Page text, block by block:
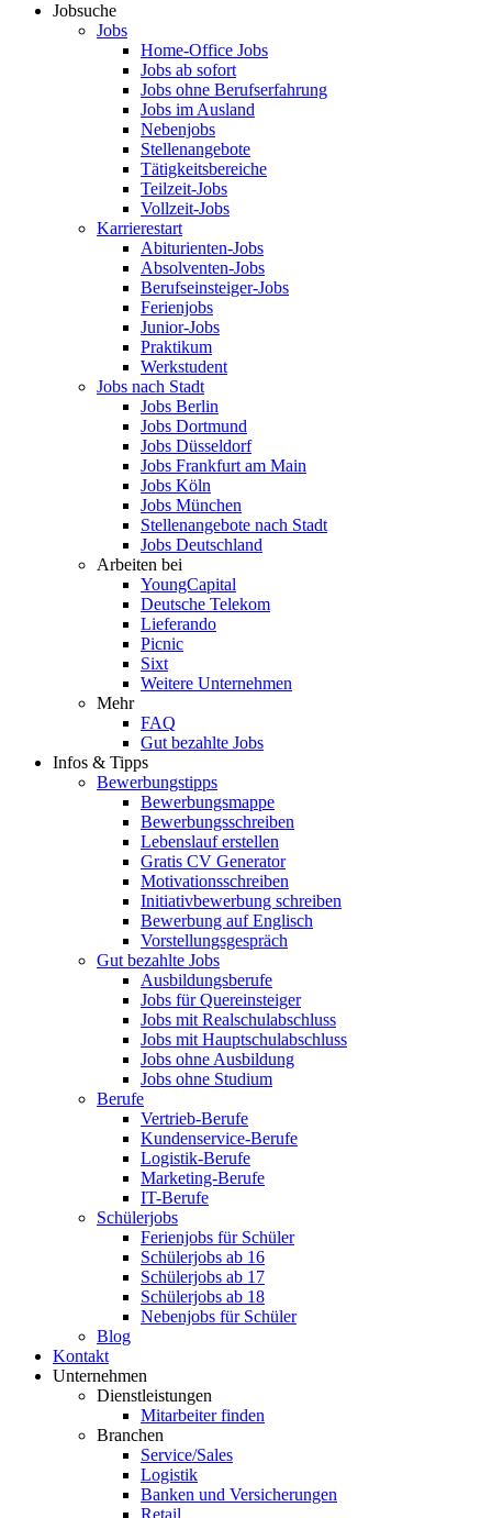
Jobsuche
Jobs
Home-Office Jobs
Jobs ab sofort
Jobs ohne Berufserfahrung
Jobs im Ausland
Nebenjobs
Stellenangebote
Tätigkeitsbereiche
Teilzeit-Jobs
Vollzeit-Jobs
Karrierestart
Abiturienten-Jobs
Absolventen-Jobs
Berufseinsteiger-Jobs
Ferienjobs
Junior-Jobs
Praktikum
Werkstudent
Jobs nach Stadt
Jobs Berlin
Jobs Dortmund
Jobs Düsseldorf
Jobs Frankfurt am Main
Jobs Köln
Jobs München
Stellenangebote nach Stadt
Jobs Deutschland
Arbeiten bei
YoungCapital
Deutsche Telekom
Lieferando
Picnic
Sixt
Weitere Unternehmen
Mehr
FAQ
Gut bezahlte Jobs
Infos & Tipps
Bewerbungstipps
Bewerbungsmappe
Bewerbungsschreiben
Lebenslauf erstellen
Gratis CV Generator
Motivationsschreiben
Initiativbewerbung schreiben
Bewerbung auf Englisch
Vorstellungsgespräch
Gut bezahlte Jobs
Ausbildungsberufe
Jobs für Quereinsteiger
Jobs mit Realschulabschluss
Jobs mit Hauptschulabschluss
Jobs ohne Ausbildung
Jobs ohne Studium
Berufe
Vertrieb-Berufe
Kundenservice-Berufe
Logistik-Berufe
Marketing-Berufe
IT-Berufe
Schülerjobs
Ferienjobs für Schüler
Schülerjobs ab 16
Schülerjobs ab 17
Schülerjobs ab 18
Nebenjobs für Schüler
Blog
Kontakt
Unternehmen
Dienstleistungen
Mitarbeiter finden
Branchen
Service/Sales
Logistik
Banken und Versicherungen
Retail